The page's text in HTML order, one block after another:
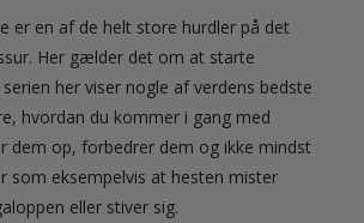
er en af de helt store hurdler på det
Her gælder det om at starte
her viser nogle af verdens bedste
hvordan du kommer i gang med
dem op, forbedrer dem og ikke mindst
som eksempelvis at hesten mister
eller stiver sig.